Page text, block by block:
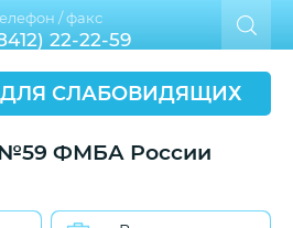
ДЛЯ СЛАБОВИДЯЩИХ
ФМБА России
/ факс
22-22-59